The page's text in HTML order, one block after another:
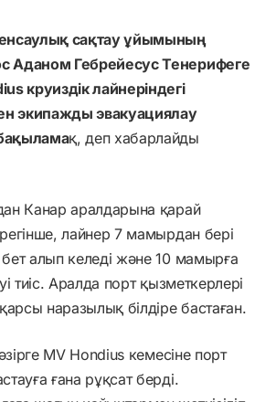
сақтау ұйымының
Аданом Гебрейесус Тенерифеге
круиздік лайнеріндегі
экипажды эвакуациялау
қ, деп хабарлайды
Канар аралдарына қарай
лайнер 7 мамырдан бері
алып келеді және 10 мамырға
тиіс. Аралда порт қызметкерлері
наразылық білдіре бастаған.
әзірге MV Hondius кемесіне порт
ғана рұқсат берді.